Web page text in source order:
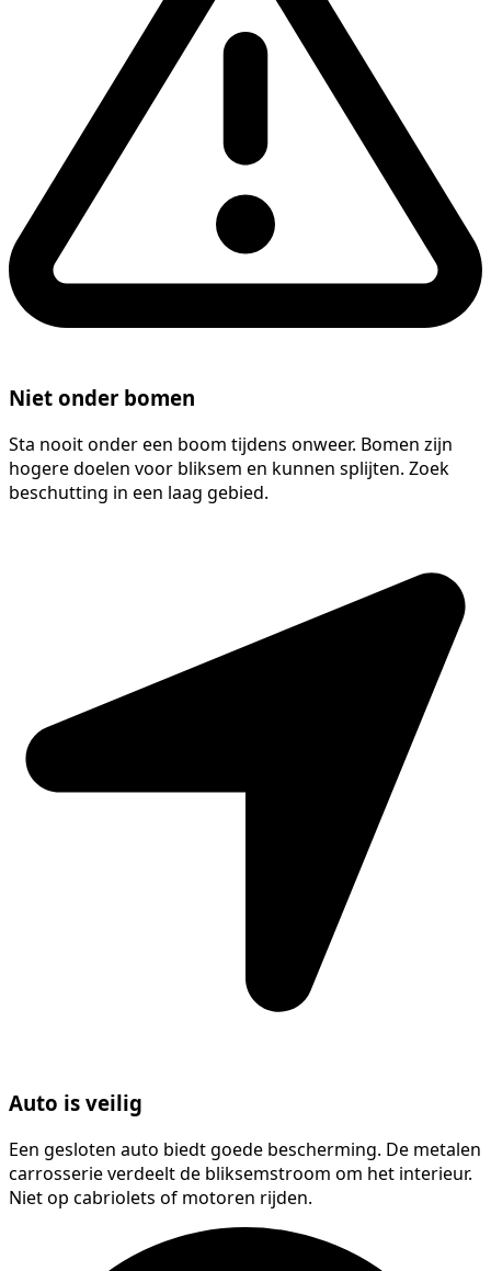
Niet onder bomen
Sta nooit onder een boom tijdens onweer. Bomen zijn
hogere doelen voor bliksem en kunnen splijten. Zoek
beschutting in een laag gebied.
Auto is veilig
Een gesloten auto biedt goede bescherming. De metalen
carrosserie verdeelt de bliksemstroom om het interieur.
Niet op cabriolets of motoren rijden.